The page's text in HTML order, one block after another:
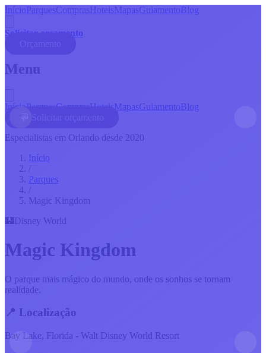
InícioParquesComprasHoteisMapasGuiamentoBlog
Solicitar orçamento
Menu
InícioParquesComprasHoteisMapasGuiamentoBlog
💬 Solicitar orçamento
Especialistas em Orlando desde 2020
Início
/
Parques
/
Magic Kingdom
🏰Disney World
Magic Kingdom
O parque mais mágico do mundo, onde os sonhos se tornam
realidade.
📍 Localização
Bay Lake, Florida - Walt Disney World Resort